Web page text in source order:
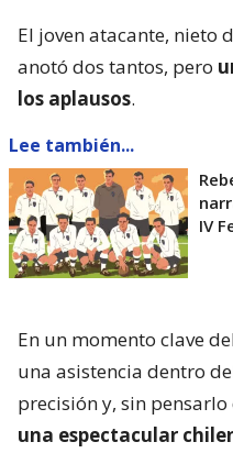
El joven atacante, nieto
anotó dos tantos, pero
los aplausos.
Lee también...
IV
En un momento clave
una asistencia dentro
precisión y, sin pensarlo
una espectacular